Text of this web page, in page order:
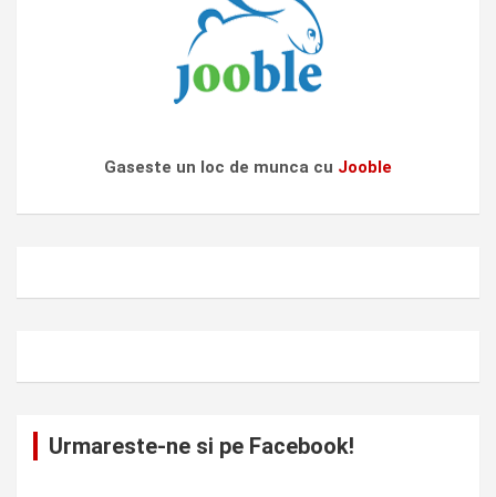
Gaseste un loc de munca cu Jooble
Urmareste-ne si pe Facebook!